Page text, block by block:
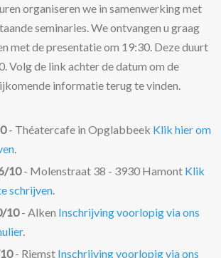
organiseren we in samenwerking met
seminaries. We ontvangen u graag
met de presentatie om 19:30. Deze duurt
Volg de link achter de datum om de
informatie terug te vinden.
- Théatercafe in Opglabbeek Klik hier om
.
10- Molenstraat 38 - 3930 Hamont Klik
schrijven.
10- Alken Inschrijving voorlopig via ons
.
- Riemst Inschrijving voorlopig via ons